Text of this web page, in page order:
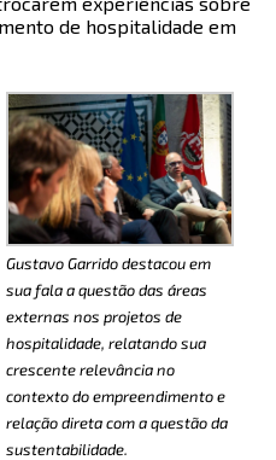
de hospitalidade em
Gustavo Garrido destacou em
sua fala a questão das áreas
externas nos projetos de
hospitalidade, relatando sua
crescente relevância no
contexto do empreendimento e
relação direta com a questão da
sustentabilidade.